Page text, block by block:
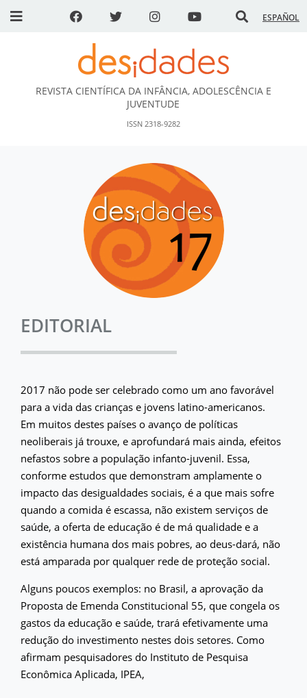
ESPAÑOL
DESidades
REVISTA CIENTÍFICA DA INFÂNCIA, ADOLESCÊNCIA E
JUVENTUDE
ISSN 2318-9282
EDITORIAL
2017 não pode ser celebrado como um ano favorável
para a vida das crianças e jovens latino-americanos.
Em muitos destes países o avanço de políticas
neoliberais já trouxe, e aprofundará mais ainda, efeitos
nefastos sobre a população infanto-juvenil. Essa,
conforme estudos que demonstram amplamente o
impacto das desigualdades sociais, é a que mais sofre
quando a comida é escassa, não existem serviços de
saúde, a oferta de educação é de má qualidade e a
existência humana dos mais pobres, ao deus-dará, não
está amparada por qualquer rede de proteção social.
Alguns poucos exemplos: no Brasil, a aprovação da
Proposta de Emenda Constitucional 55, que congela os
gastos da educação e saúde, trará efetivamente uma
redução do investimento nestes dois setores. Como
afirmam pesquisadores do Instituto de Pesquisa
Econômica Aplicada, IPEA,